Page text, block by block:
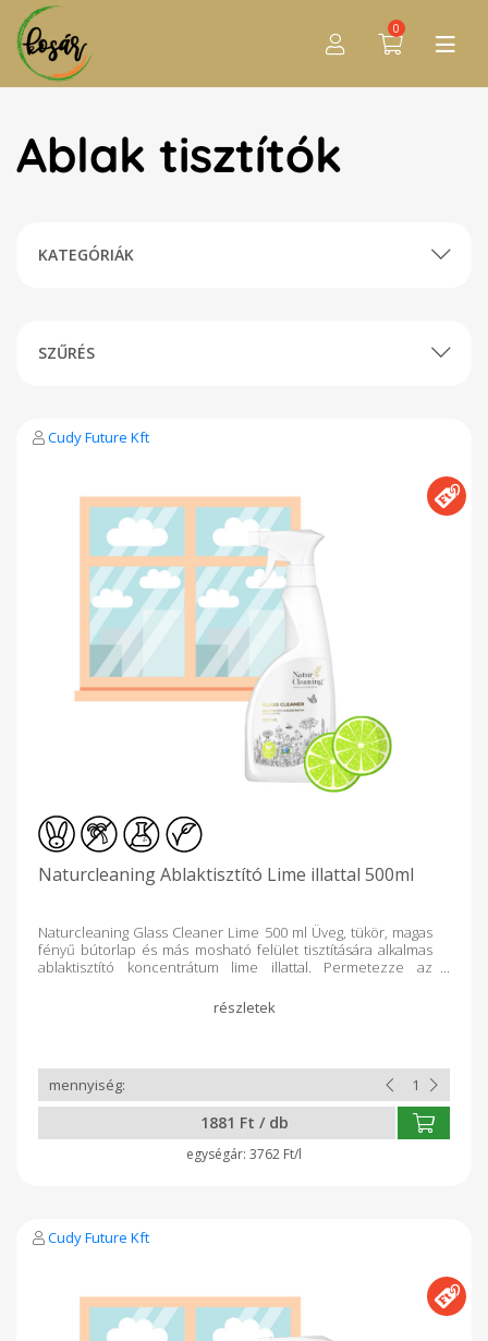
0
Ablak tisztítók
KATEGÓRIÁK
SZŰRÉS
Cudy Future Kft
Naturcleaning Ablaktisztító Lime illattal 500ml
Naturcleaning Glass Cleaner Lime 500 ml Üveg, tükör, magas
fényű bútorlap és más mosható felület tisztítására alkalmas
ablaktisztító koncentrátum lime illattal. Permetezze az
Csíkmentes ragyogás! Összetevők: oldószerek
1881 Ft / db
3762 Ft/l
Cudy Future Kft